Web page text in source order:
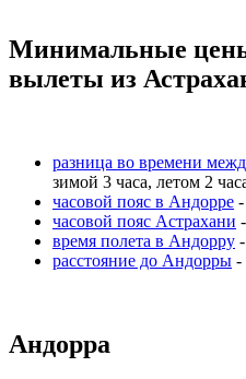
Минимальные
вылеты из
разница во времени
зимой 3 часа, летом 2
часовой пояс в Андорре
часовой пояс Астрахани
время полета в Андорру
расстояние до Андорры -
Андорра